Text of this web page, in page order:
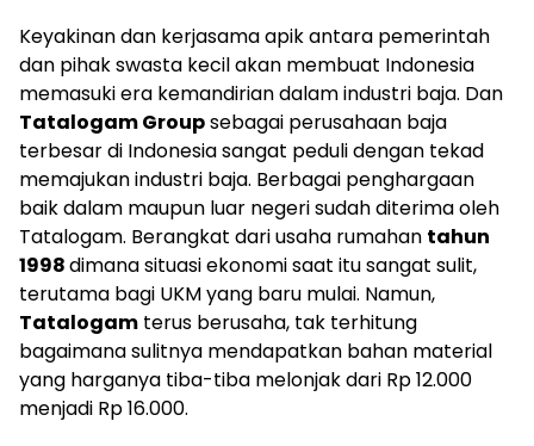
Keyakinan dan kerjasama apik antara pemerintah
dan pihak swasta kecil akan membuat Indonesia
memasuki era kemandirian dalam industri baja. Dan
Tatalogam Groupsebagai perusahaan baja
terbesar di Indonesia sangat peduli dengan tekad
memajukan industri baja. Berbagai penghargaan
baik dalam maupun luar negeri sudah diterima oleh
Tatalogam. Berangkat dari usaha rumahan tahun
1998dimana situasi ekonomi saat itu sangat sulit,
terutama bagi UKM yang baru mulai. Namun,
Tatalogam terus berusaha, tak terhitung
bagaimana sulitnya mendapatkan bahan material
yang harganya tiba-tiba melonjak dari Rp 12.000
menjadi Rp 16.000.